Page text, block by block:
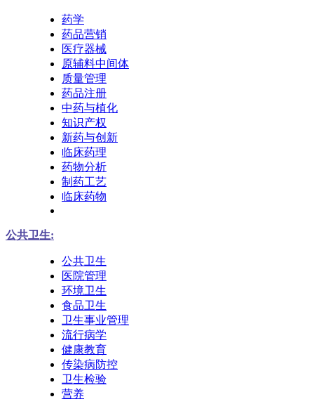
药学
药品营销
医疗器械
原辅料中间体
质量管理
药品注册
中药与植化
知识产权
新药与创新
临床药理
药物分析
制药工艺
临床药物
公共卫生:
公共卫生
医院管理
环境卫生
食品卫生
卫生事业管理
流行病学
健康教育
传染病防控
卫生检验
营养